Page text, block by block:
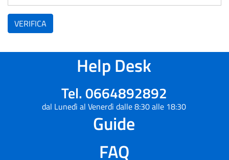
VERIFICA
Help Desk
Tel. 0664892892
dal Lunedì al Venerdì dalle 8:30 alle 18:30
Guide
FAQ